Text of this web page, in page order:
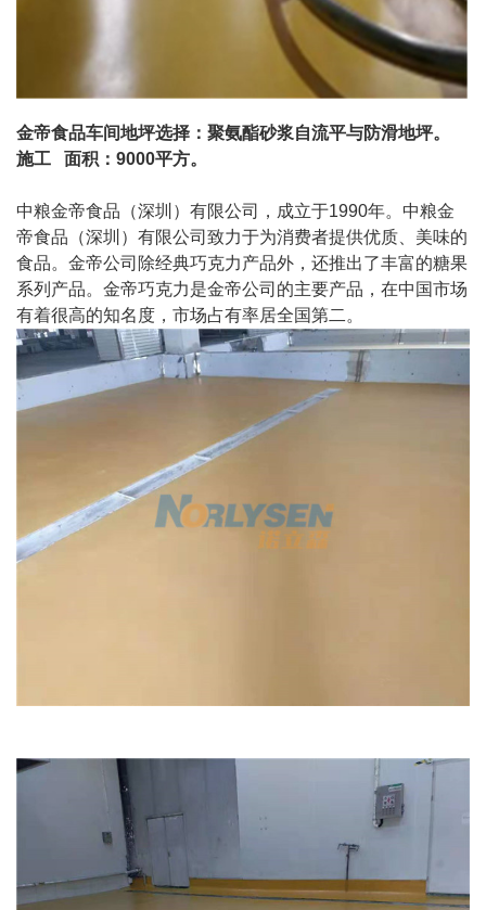
金帝食品车间地坪选择：聚氨酯砂浆自流平与防滑地坪。
施工 面积：9000平方。
中粮金帝食品（深圳）有限公司，成立于1990年。中粮金
帝食品（深圳）有限公司致力于为消费者提供优质、美味的
食品。金帝公司除经典巧克力产品外，还推出了丰富的糖果
系列产品。金帝巧克力是金帝公司的主要产品，在中国市场
有着很高的知名度，市场占有率居全国第二。